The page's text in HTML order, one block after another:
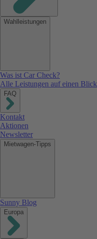
Wahlleistungen
Was ist Car Check?
Alle Leistungen auf einen Blick
FAQ
Kontakt
Aktionen
Newsletter
Mietwagen-Tipps
Sunny Blog
Europa